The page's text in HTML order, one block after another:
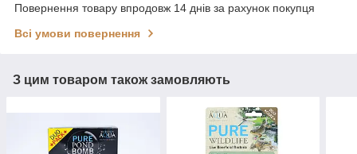
Повернення товару впродовж 14 днів за рахунок покупця
Всі умови повернення
З цим товаром також замовляють